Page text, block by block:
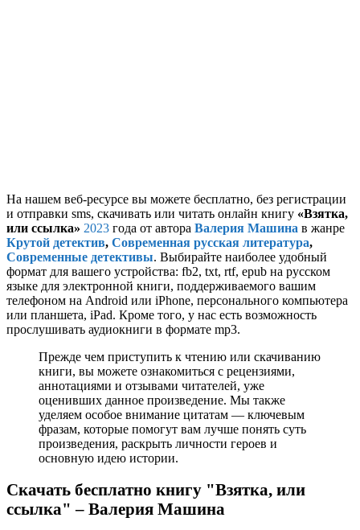
На нашем веб-ресурсе вы можете бесплатно, без регистрации
и отправки sms, скачивать или читать онлайн книгу «Взятка,
или ссылка» 2023 года от автора Валерия Машина в жанре
Крутой детектив, Современная русская литература,
Современные детективы. Выбирайте наиболее удобный
формат для вашего устройства: fb2, txt, rtf, epub на русском
языке для электронной книги, поддерживаемого вашим
телефоном на Android или iPhone, персонального компьютера
или планшета, iPad. Кроме того, у нас есть возможность
прослушивать аудиокниги в формате mp3.
Прежде чем приступить к чтению или скачиванию
книги, вы можете ознакомиться с рецензиями,
аннотациями и отзывами читателей, уже
оценивших данное произведение. Мы также
уделяем особое внимание цитатам — ключевым
фразам, которые помогут вам лучше понять суть
произведения, раскрыть личности героев и
основную идею истории.
Скачать бесплатно книгу "Взятка, или
ссылка" – Валерия Машина